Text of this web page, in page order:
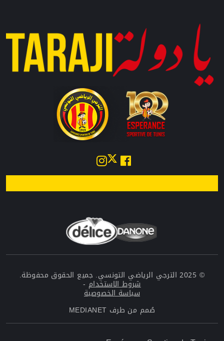
© 2025 الترجي الرياضي التونسي. جميع الحقوق محفوظة.
شروط الاستخدام -
سياسة الخصوصية
صُمم من طرف MEDIANET